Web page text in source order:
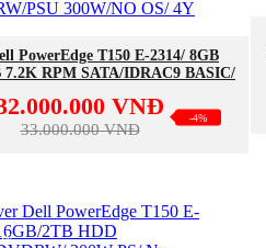
PowerEdge T150 E-2314/ 8GB
7.2K RPM SATA/IDRAC9 BASIC/
300W/NO OS/ 4YVNĐ
33.000.000 VNĐ
-4%